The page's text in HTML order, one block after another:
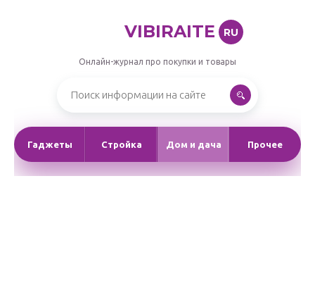
VIBIRAITE RU
Онлайн-журнал про покупки и товары
Гаджеты Стройка Дом и дача Прочее